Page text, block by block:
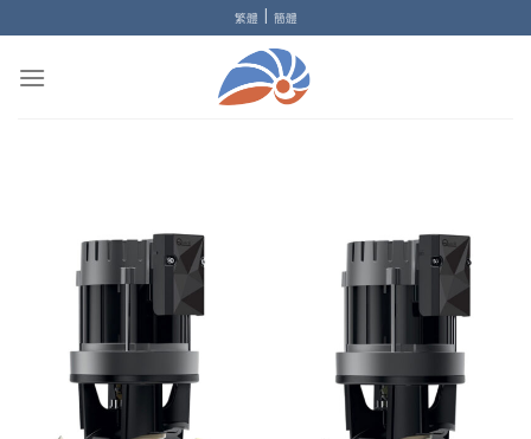
to
content
繁體 | 簡體